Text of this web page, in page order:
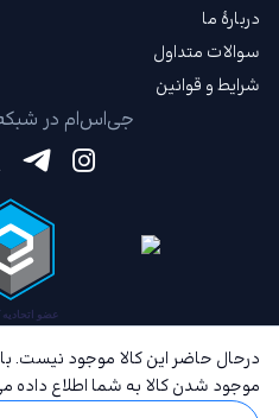
درحال حاضر این کالا موجود نیست.
موجود شدن کالا به شما اطلاع داده
دربارهٔ ما
سوالات متداول
شرایط و قوانین
جی‌اس‌ام در